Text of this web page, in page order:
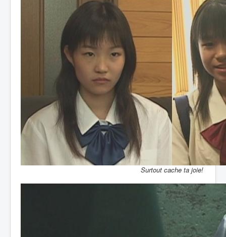
Surtout cache ta joie!